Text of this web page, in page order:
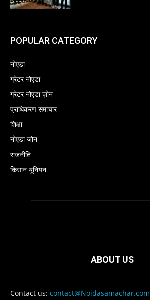
POPULAR CATEGORY
नोएडा
ग्रेटर नोएडा
ग्रेटर नोएडा ज़ोन
प्राधिकरण समाचार
शिक्षा
नोएडा ज़ोन
राजनीति
किसान यूनियन
ABOUT US
Contact us: contact@Noidasamachar.com